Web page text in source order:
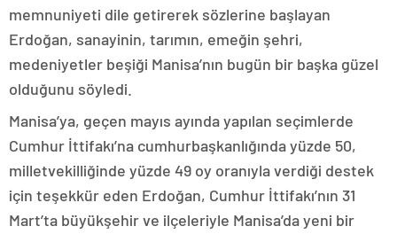
memnuniyeti dile getirerek sözlerine başlayan
Erdoğan, sanayinin, tarımın, emeğin şehri,
medeniyetler beşiği Manisa’nın bugün bir başka güzel
olduğunu söyledi.
Manisa’ya, geçen mayıs ayında yapılan seçimlerde
Cumhur İttifakı’na cumhurbaşkanlığında yüzde 50,
milletvekilliğinde yüzde 49 oy oranıyla verdiği destek
için teşekkür eden Erdoğan, Cumhur İttifakı’nın 31
Mart’ta büyükşehir ve ilçeleriyle Manisa’da yeni bir